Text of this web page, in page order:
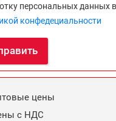
персональных данных в
конфедециальности
цены
с НДС